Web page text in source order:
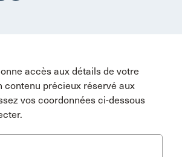
accès aux détails de votre
contenu précieux réservé aux
vos coordonnées ci-dessous